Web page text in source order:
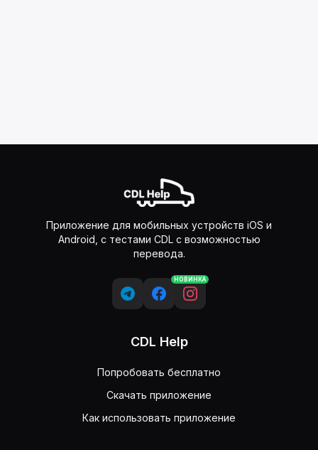
Приложение для мобильных устройств iOS и
Android, с тестами CDL с возможностью
перевода.
НОВИНКА
CDL Help
Попробовать бесплатно
Скачать приложение
Как использовать приложение